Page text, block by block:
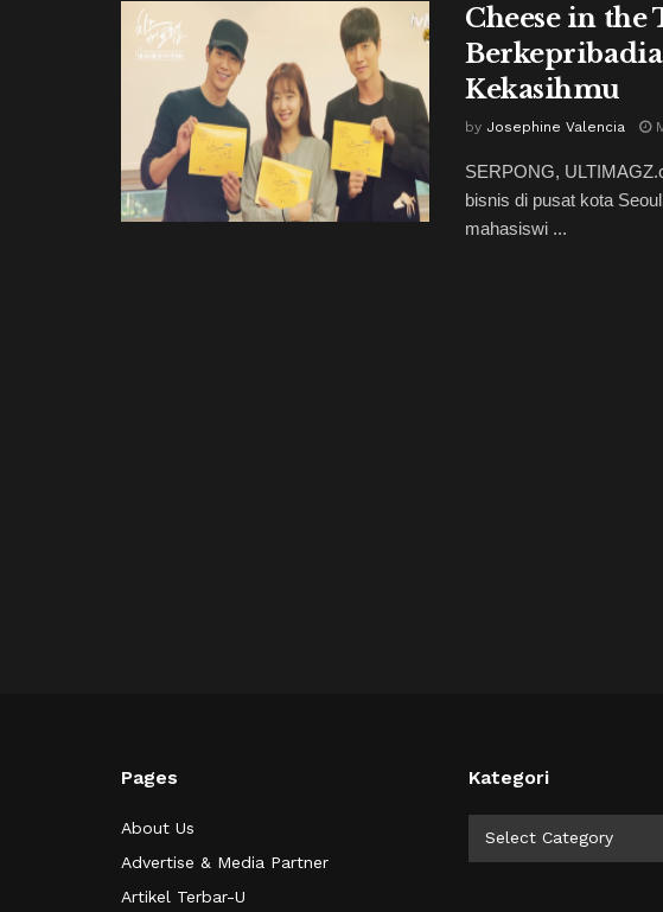
Cheese in the
Kekasihmu
by Josephine Valencia
SERPONG,
bisnis di pusat kota
mahasiswi ...
Pages
About Us
Advertise & Media Partner
Artikel Terbar-U
Kategori
Select Category